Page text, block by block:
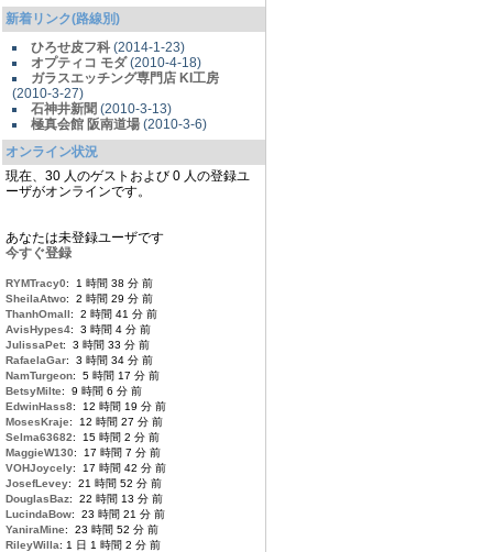
新着リンク(路線別)
ひろせ皮フ科 (2014-1-23)
オプティコ モダ(2010-4-18)
ガラスエッチング専門店 KI工房
(2010-3-27)
石神井新聞 (2010-3-13)
極真会館 阪南道場 (2010-3-6)
オンライン状況
現在、30 人のゲストおよび 0 人の登録ユ
ーザがオンラインです。
あなたは未登録ユーザです
今すぐ登録
RYMTracy0: 1 時間 38 分 前
SheilaAtwo: 2 時間 29 分 前
ThanhOmall: 2 時間 41 分 前
AvisHypes4: 3 時間 4 分 前
JulissaPet: 3 時間 33 分 前
RafaelaGar: 3 時間 34 分 前
NamTurgeon: 5 時間 17 分 前
BetsyMilte: 9 時間 6 分 前
EdwinHass8: 12 時間 19 分 前
MosesKraje: 12 時間 27 分 前
Selma63682: 15 時間 2 分 前
MaggieW130: 17 時間 7 分 前
VOHJoycely: 17 時間 42 分 前
JosefLevey: 21 時間 52 分 前
DouglasBaz: 22 時間 13 分 前
LucindaBow: 23 時間 21 分 前
YaniraMine: 23 時間 52 分 前
RileyWilla: 1 日 1 時間 2 分 前